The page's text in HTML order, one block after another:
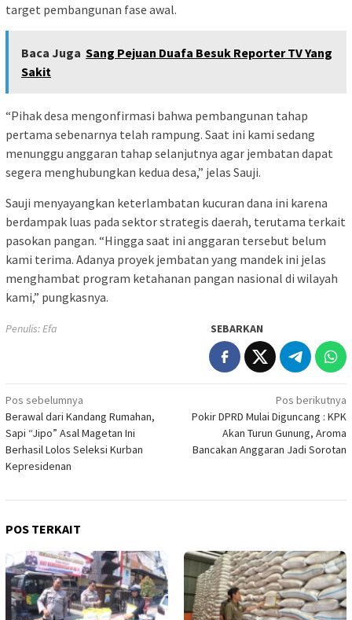
target pembangunan fase awal.
Baca Juga Sang Pejuan Duafa Besuk Reporter TV Yang
Sakit
“Pihak desa mengonfirmasi bahwa pembangunan tahap
pertama sebenarnya telah rampung. Saat ini kami sedang
menunggu anggaran tahap selanjutnya agar jembatan dapat
segera menghubungkan kedua desa,” jelas Sauji.
Sauji menyayangkan keterlambatan kucuran dana ini karena
berdampak luas pada sektor strategis daerah, terutama terkait
pasokan pangan. “Hingga saat ini anggaran tersebut belum
kami terima. Adanya proyek jembatan yang mandek ini jelas
menghambat program ketahanan pangan nasional di wilayah
kami,” pungkasnya.
Penulis: Efa SEBARKAN
Navigasi
pos
Pos sebelumnya
Berawal dari Kandang Rumahan,
Sapi “Jipo” Asal Magetan Ini
Berhasil Lolos Seleksi Kurban
Kepresidenan
Pos berikutnya
Pokir DPRD Mulai Diguncang : KPK
Akan Turun Gunung, Aroma
Bancakan Anggaran Jadi Sorotan
POS TERKAIT